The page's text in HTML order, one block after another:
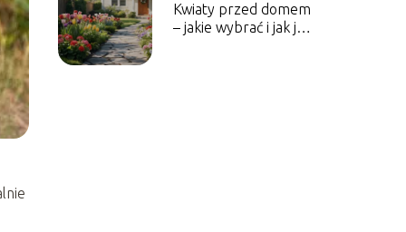
Kwiaty przed domem
– jakie wybrać i jak je